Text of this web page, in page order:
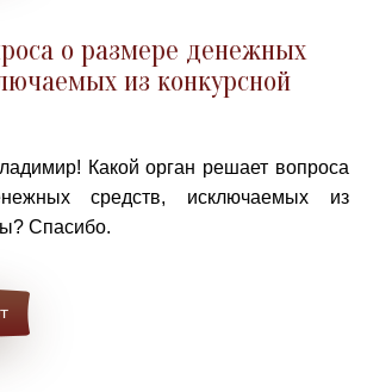
о размере денежных
из конкурсной
Какой орган решает вопроса
средств, исключаемых из
Спасибо.